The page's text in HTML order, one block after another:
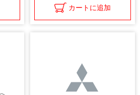
カートに追加